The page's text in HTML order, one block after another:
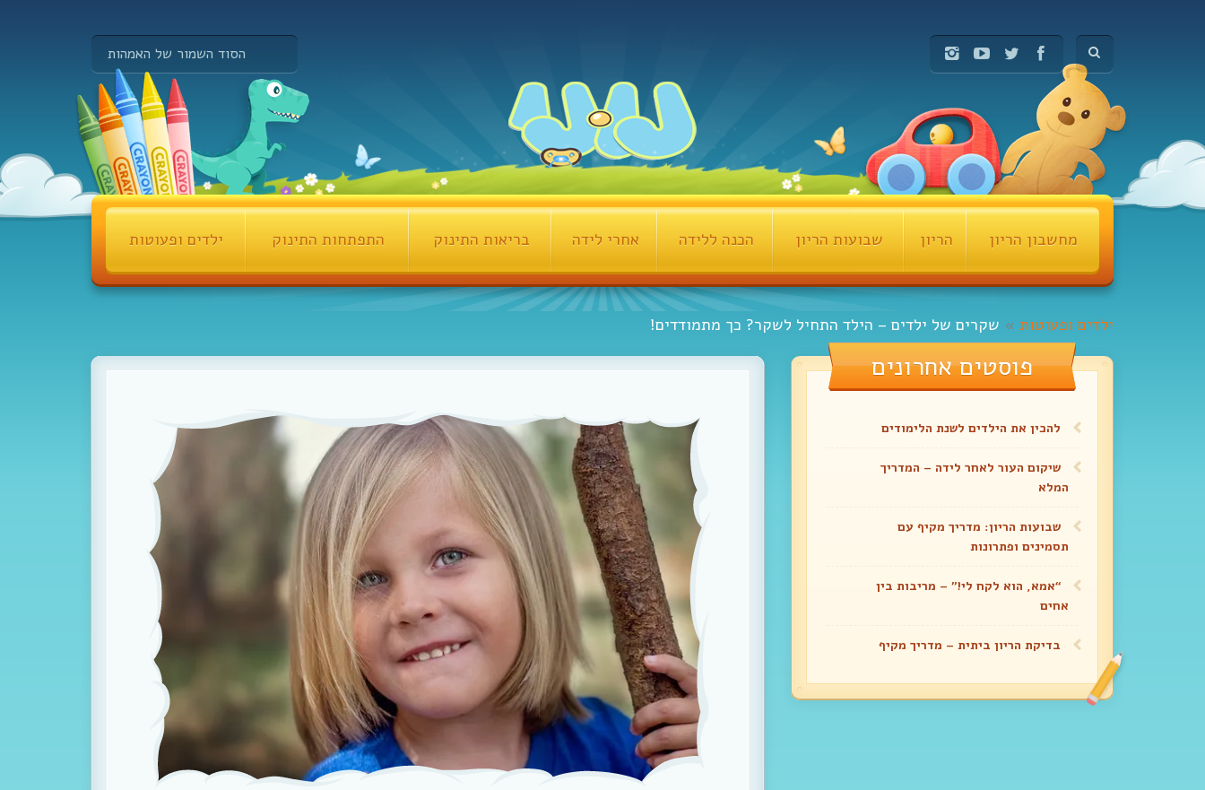
הסוד השמור של האמהות
מחשבון הריון הריון שבועות הריון הכנה ללידה אחרי לידה בריאות התינוק התפתחות התינוק ילדים ופעוטות
ילדים ופעוטות » שקרים של ילדים – הילד התחיל לשקר? כך מתמודדים!
פוסטים אחרונים
להכין את הילדים לשנת הלימודים
שיקום העור לאחר לידה – המדריך
המלא
שבועות הריון: מדריך מקיף עם
תסמינים ופתרונות
“אמא, הוא לקח לי!” – מריבות בין
אחים
בדיקת הריון ביתית – מדריך מקיף